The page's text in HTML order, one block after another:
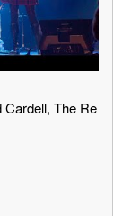
The Re